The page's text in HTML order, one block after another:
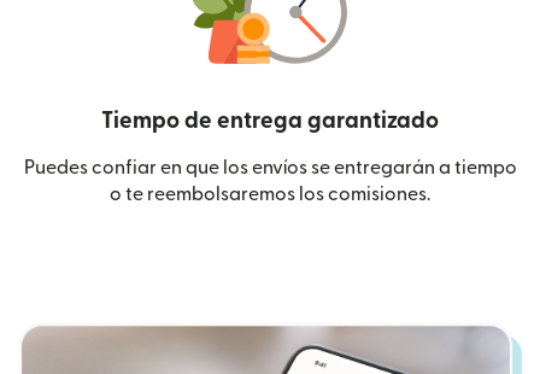
Tiempo de entrega garantizado
Puedes confiar en que los envíos se entregarán a tiempo
o te reembolsaremos los comisiones.